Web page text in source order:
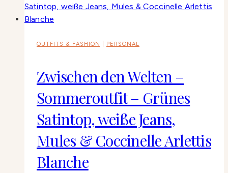
OUTFITS & FASHION PERSONAL
Zwischen den Welten –
Sommeroutfit – Grünes
Satintop, weiße Jeans,
Mules & Coccinelle Arlettis
Blanche